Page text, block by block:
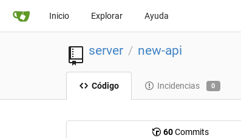
Inicio Explorar Ayuda
server / new-api
Código Incidencias 0
60Commits